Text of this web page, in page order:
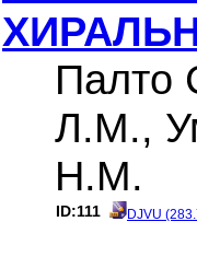
Палто
Л.М.,
Н.М.
ID:111 DJVU